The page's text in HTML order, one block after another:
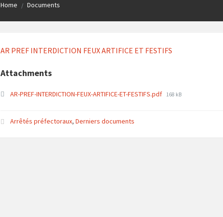
Home / Documents
AR PREF INTERDICTION FEUX ARTIFICE ET FESTIFS
Attachments
AR-PREF-INTERDICTION-FEUX-ARTIFICE-ET-FESTIFS.pdf File
168 kB
Arrêtés préfectoraux,Derniers documents